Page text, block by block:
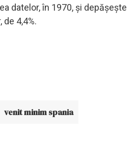
datelor, în 1970, şi depăşeşte
4,4%.
venit minim spania